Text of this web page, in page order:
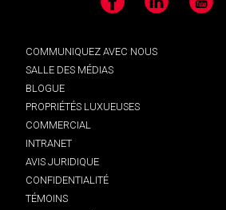
Facebook LinkedIn YouTube
COMMUNIQUEZ AVEC NOUS
SALLE DES MÉDIAS
BLOGUE
PROPRIÉTÉS LUXUEUSES
COMMERCIAL
INTRANET
AVIS JURIDIQUE
CONFIDENTIALITÉ
TÉMOINS